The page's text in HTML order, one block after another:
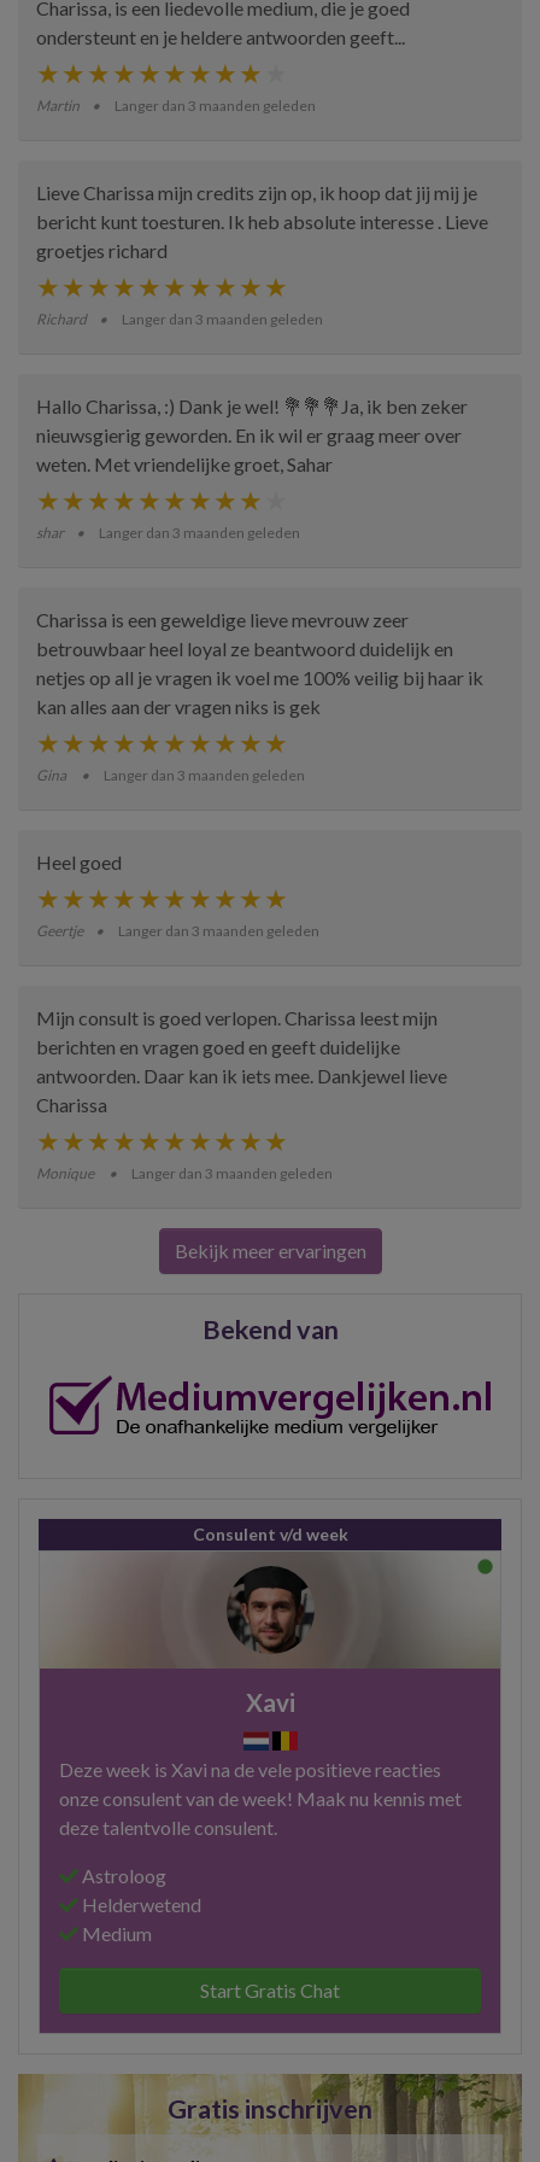
Charissa, is een liedevolle medium, die je goed
ondersteunt en je heldere antwoorden geeft...
Martin Langer dan 3 maanden geleden
Lieve Charissa mijn credits zijn op, ik hoop dat jij mij je
bericht kunt toesturen. Ik heb absolute interesse . Lieve
groetjes richard
Richard Langer dan 3 maanden geleden
Hallo Charissa, :) Dank je wel! 💐💐💐Ja, ik ben zeker
nieuwsgierig geworden. En ik wil er graag meer over
weten. Met vriendelijke groet, Sahar
shar Langer dan 3 maanden geleden
Charissa is een geweldige lieve mevrouw zeer
betrouwbaar heel loyal ze beantwoord duidelijk en
netjes op all je vragen ik voel me 100% veilig bij haar ik
kan alles aan der vragen niks is gek
Gina Langer dan 3 maanden geleden
Heel goed
Geertje Langer dan 3 maanden geleden
Mijn consult is goed verlopen. Charissa leest mijn
berichten en vragen goed en geeft duidelijke
antwoorden. Daar kan ik iets mee. Dankjewel lieve
Charissa
Monique Langer dan 3 maanden geleden
Bekijk meer ervaringen
Bekend van
Consulent v/d week
Xavi
Deze week is Xavi na de vele positieve reacties
onze consulent van de week! Maak nu kennis met
deze talentvolle consulent.
Astroloog
Helderwetend
Medium
Start Gratis Chat
Gratis inschrijven